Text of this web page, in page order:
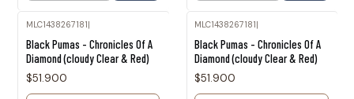
MLC1438267181|
Black Pumas - Chronicles Of A
Diamond (cloudy Clear & Red)
$51.900
MLC1438267181|
Black Pumas - Chronicles Of A
Diamond (cloudy Clear & Red)
$51.900